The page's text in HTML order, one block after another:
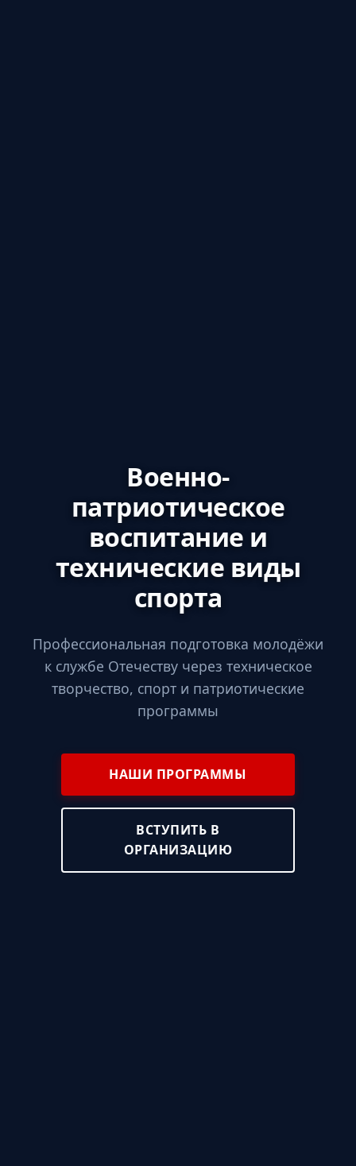
Военно-
патриотическое
воспитание и
технические виды
спорта
Профессиональная подготовка молодёжи
к службе Отечеству через техническое
творчество, спорт и патриотические
программы
НАШИ ПРОГРАММЫ
ВСТУПИТЬ В
ОРГАНИЗАЦИЮ